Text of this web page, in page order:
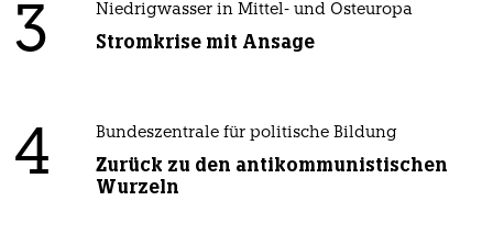
3 Niedrigwasser in Mittel- und Osteuropa
Stromkrise mit Ansage
4 Bundeszentrale für politische Bildung
Zurück zu den antikommunistischen
Wurzeln